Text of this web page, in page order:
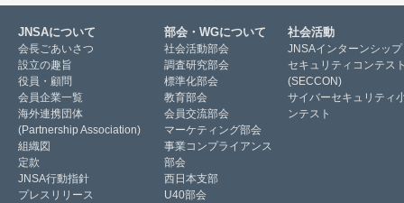
JNSAについて
会長ごあいさつ
設立の趣旨
役員・顧問
会員企業一覧
海外連携団体
(Partnership Association)
組織図
定款
JNSA行動指針
プレスリリース
部会・WGについて
社会活動部会
調査研究部会
標準化部会
教育部会
会員交流部会
マーケティング部会
事業コンプライアンス
部会
西日本支部
U40部会
社会活動
JNSAインターンシップ
セキュリティコンテス
(SECCON)
サイバーセキュリティ
ンテスト